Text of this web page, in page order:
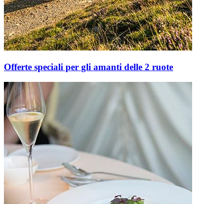
Offerte speciali per gli amanti delle 2 ruote